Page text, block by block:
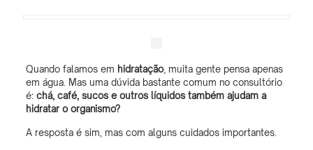
Quando falamos em hidratação, muita gente pensa apenas
em água. Mas uma dúvida bastante comum no consultório
é: chá, café, sucos e outros líquidos também ajudam a
hidratar o organismo?
A resposta é sim, mas com alguns cuidados importantes.